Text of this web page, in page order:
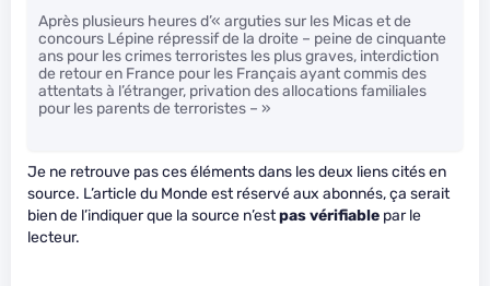
Après plusieurs heures d’« arguties sur les Micas et de
concours Lépine répressif de la droite – peine de cinquante
ans pour les crimes terroristes les plus graves, interdiction
de retour en France pour les Français ayant commis des
attentats à l’étranger, privation des allocations familiales
pour les parents de terroristes – »
Je ne retrouve pas ces éléments dans les deux liens cités en
source. L’article du Monde est réservé aux abonnés, ça serait
bien de l’indiquer que la source n’estpas vérifiable par le
lecteur.